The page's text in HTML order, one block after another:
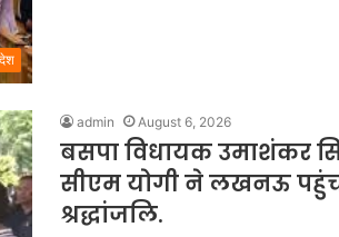
admin August 6, 2026
बसपा विधायक उमाशंकर
सीएम योगी ने लखनऊ
श्रद्धांजलि.